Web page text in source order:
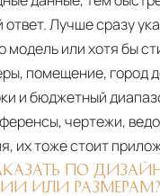
Лучше сразу
или хотя бы
помещение, город
и бюджетный
чертежи,
их тоже стоит
ПО
ИЛИ РАЗМЕРАМ?